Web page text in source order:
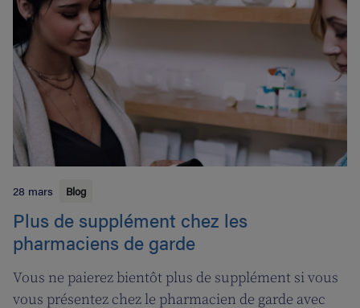
28 mars Blog
Plus de supplément chez les
pharmaciens de garde
Vous ne paierez bientôt plus de supplément si vous
vous présentez chez le pharmacien de garde avec